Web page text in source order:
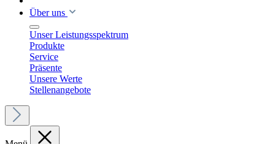
Über uns
Unser Leistungsspektrum
Produkte
Service
Präsente
Unsere Werte
Stellenangebote